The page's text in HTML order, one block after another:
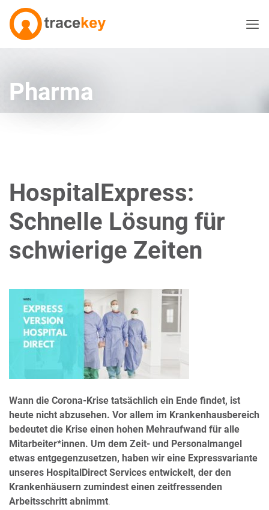
Pharma
HospitalExpress:
Schnelle Lösung für
schwierige Zeiten
Wann die Corona-Krise tatsächlich ein Ende findet, ist
heute nicht abzusehen. Vor allem im Krankenhausbereich
bedeutet die Krise einen hohen Mehraufwand für alle
Mitarbeiter*innen. Um dem Zeit- und Personalmangel
etwas entgegenzusetzen, haben wir eine Expressvariante
unseres HospitalDirect Services entwickelt, der den
Krankenhäusern zumindest einen zeitfressenden
Arbeitsschritt abnimmt.